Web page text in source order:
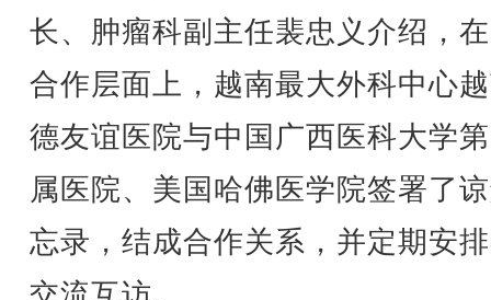
长、肿瘤科副主任裴忠义介绍，
合作层面上，越南最大外科中心
德友谊医院与中国广西医科大学
属医院、美国哈佛医学院签署了
忘录，结成合作关系，并定期安